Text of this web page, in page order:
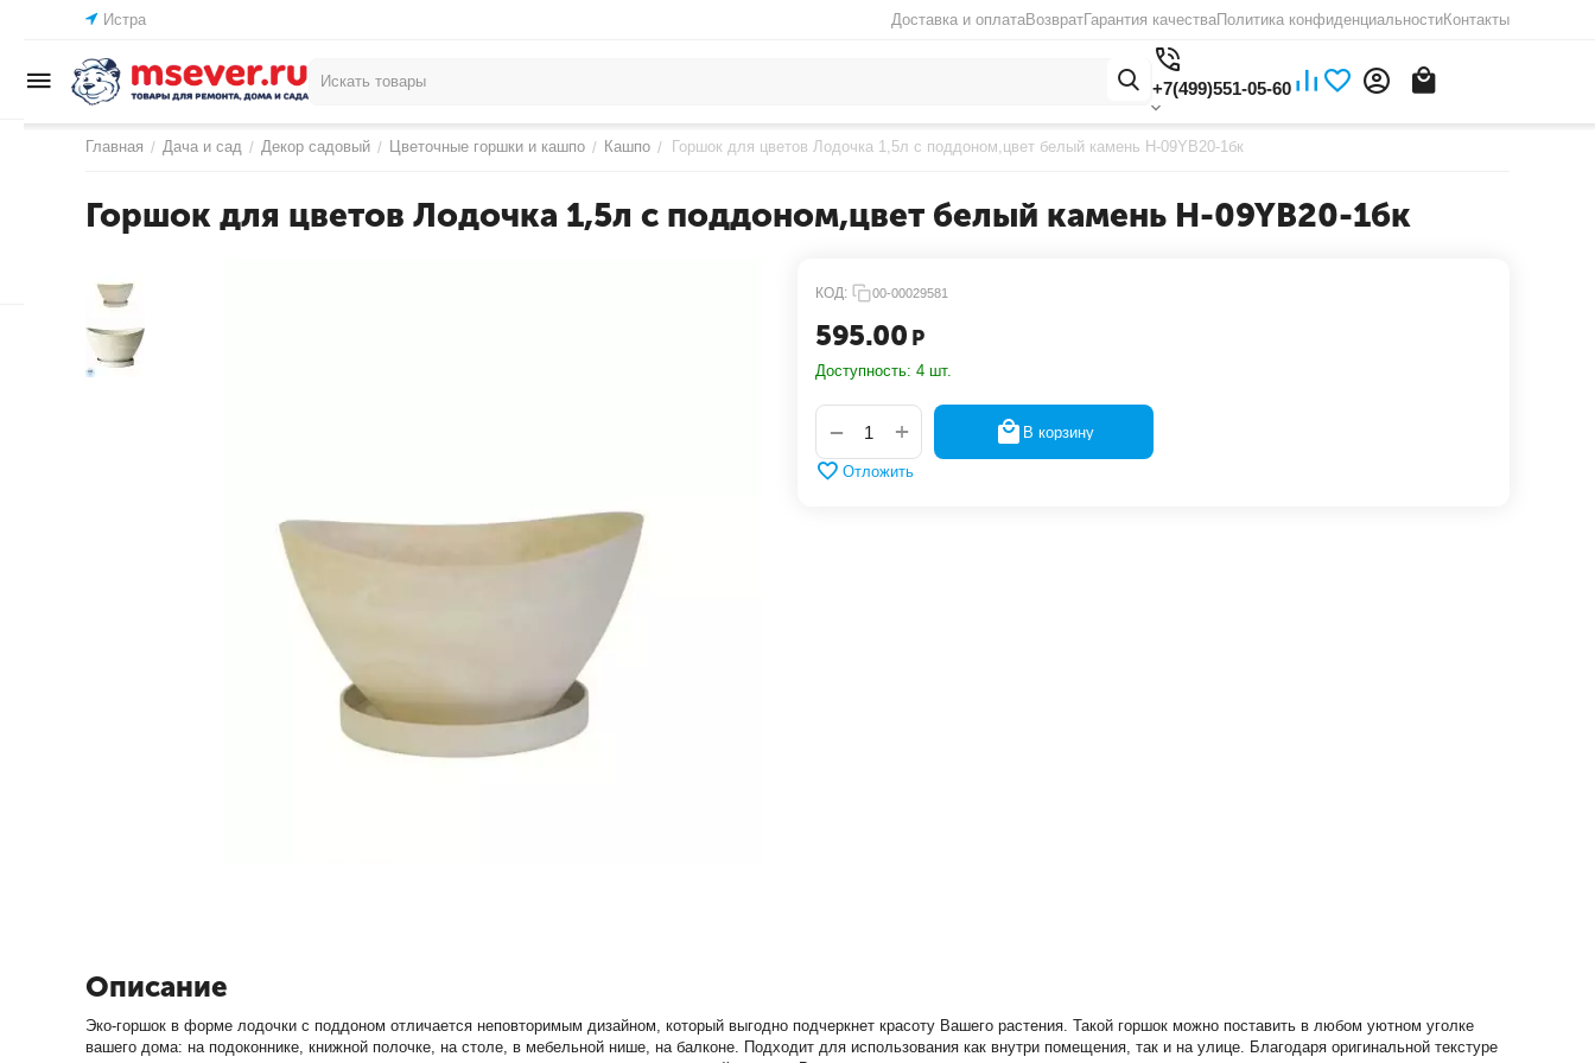
Истра Доставка и оплатаВозвратГарантия качестваПолитика конфиденциальностиКонтакты
+7(499)551-05-60
Главная / Дача и сад / Декор садовый / Цветочные горшки и кашпо / Кашпо / Горшок для цветов Лодочка 1,5л с поддоном,цвет белый камень H-09YB20-1бк
Горшок для цветов Лодочка 1,5л с поддоном,цвет белый камень H-09YB20-1бк
КОД: 00-00029581
595.00 Р
Доступность: 4 шт.
+
− В корзину
Отложить
Описание
Эко-горшок в форме лодочки с поддоном отличается неповторимым дизайном, который выгодно подчеркнет красоту Вашего растения. Такой горшок можно поставить в любом уютном уголке
вашего дома: на подоконнике, книжной полочке, на столе, в мебельной нише, на балконе. Подходит для использования как внутри помещения, так и на улице. Благодаря оригинальной текстуре